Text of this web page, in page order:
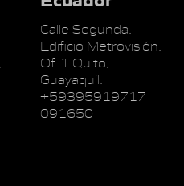
Calle Segunda,
Edificio Metrovisión,
Of. 1 Quito,
Guayaquil.
+59395919717
091650